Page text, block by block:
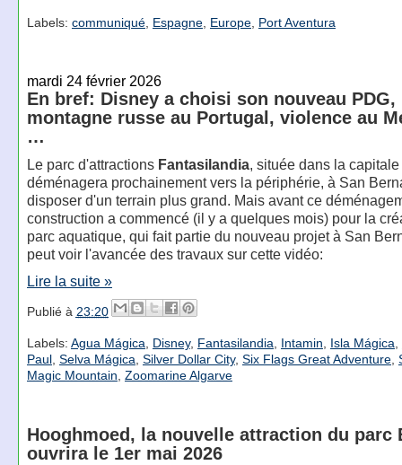
Labels: communiqué, Espagne, Europe, Port Aventura
mardi 24 février 2026
En bref: Disney a choisi son nouveau PDG,
montagne russe au Portugal, violence au
…
Le parc d'attractions Fantasilandia, située dans la
déménagera prochainement vers la périphérie, à San
disposer d'un terrain plus grand. Mais avant ce
construction a commencé (il y a quelques mois) pour la
parc aquatique, qui fait partie du nouveau projet à San
peut voir l'avancée des travaux sur cette vidéo:
Lire la suite »
Publié à 23:20
Labels: Agua Mágica Disney, Fantasilandia Intamin Isla Mágica
Paul, Selva Mágica Silver Dollar City, Six Flags Great Adventure,
Magic Mountain Zoomarine Algarve
Hooghmoed, la nouvelle attraction du parc
ouvrira le 1er mai 2026